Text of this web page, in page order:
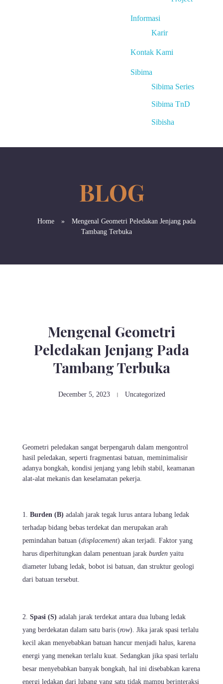
Informasi
Karir
Kontak Kami
Sibima
Sibima Series
Sibima TnD
Sibisha
Home »
Mengenal Geometri Peledakan Jenjang pada
Tambang Terbuka
Mengenal Geometri
Peledakan Jenjang Pada
Tambang Terbuka
December 5, 2023 Uncategorized
Geometri peledakan sangat berpengaruh dalam mengontrol
hasil peledakan, seperti fragmentasi batuan, meminimalisir
adanya bongkah, kondisi jenjang yang lebih stabil, keamanan
alat-alat mekanis dan keselamatan pekerja.
Burden (B) adalah jarak tegak lurus antara lubang ledak
terhadap bidang bebas terdekat dan merupakan arah
pemindahan batuan (displacement) akan terjadi. Faktor yang
harus diperhitungkan dalam penentuan jarak burden yaitu
diameter lubang ledak, bobot isi batuan, dan struktur geologi
dari batuan tersebut.
Spasi (S) adalah jarak terdekat antara dua lubang ledak
yang berdekatan dalam satu baris (row). Jika jarak spasi terlalu
kecil akan menyebabkan batuan hancur menjadi halus, karena
energi yang menekan terlalu kuat. Sedangkan jika spasi terlalu
besar menyebabkan banyak bongkah, hal ini disebabkan karena
energi ledakan dari lubang yang satu tidak mampu berinteraksi